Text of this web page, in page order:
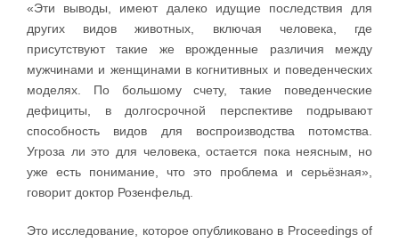
«Эти выводы, имеют далеко идущие последствия для
других видов животных, включая человека, где
присутствуют такие же врожденные различия между
мужчинами и женщинами в когнитивных и поведенческих
моделях. По большому счету, такие поведенческие
дефициты, в долгосрочной перспективе подрывают
способность видов для воспроизводства потомства.
Угроза ли это для человека, остается пока неясным, но
уже есть понимание, что это проблема и серьёзная»,
говорит доктор Розенфельд.
Это исследование, которое опубликовано в Proceedings of